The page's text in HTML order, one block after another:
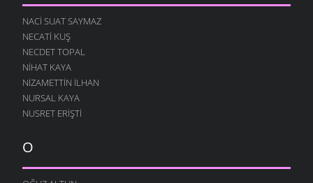
NACI SUAT SAYMAZ
NECATI KUŞ
NECDET TOPAL
NIHAT KAYA
NIZAMETTIN İLHAN
NURSAL KAYA
NUSRET ERIŞTI
O